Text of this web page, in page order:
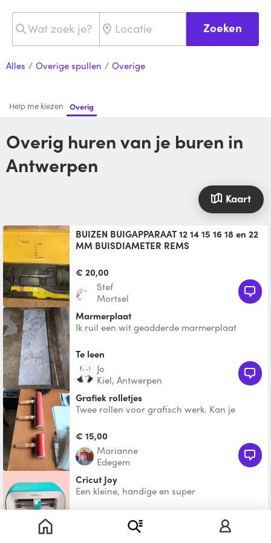
Zoeken
Alles / Overige spullen / Overige
Help me kiezen Overig
Overig huren van je buren in
Antwerpen
Kaart
BUIZEN BUIGAPPARAAT 12 14 15 16 18 en 22
MM BUISDIAMETER REMS
MM BUISDIAMETER REMS
€ 20,00
Stef
Mortsel
Marmerplaat
Ik ruil een wit geadderde marmerplaat
af en nog verfreste
Te leen
jo
Kiel, Antwerpen
Grafiek rolletjes
Twee rollen voor grafisch werk. Kan je
een middagje creati
€ 15,00
Marianne
Edegem
Cricut Joy
Een kleine, handige en super
#GRNDbrekers